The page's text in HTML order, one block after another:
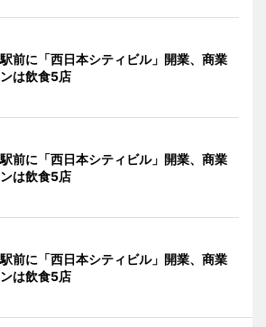
前に「西日本シティビル」開業、商業
は飲食5店
前に「西日本シティビル」開業、商業
は飲食5店
前に「西日本シティビル」開業、商業
は飲食5店